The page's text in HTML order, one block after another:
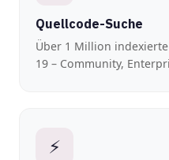
Quellcode-Suche
Über 1 Million
19 – Community,
⚡